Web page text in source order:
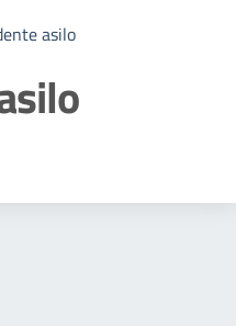
asilo